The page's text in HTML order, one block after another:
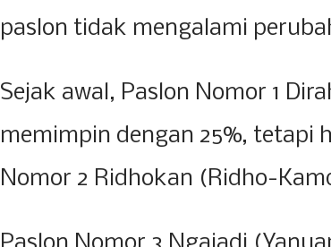
paslon tidak mengalami
Sejak awal, Paslon Nomor 1
memimpin dengan 25%, tetapi
Nomor 2 Ridhokan (Ridho-